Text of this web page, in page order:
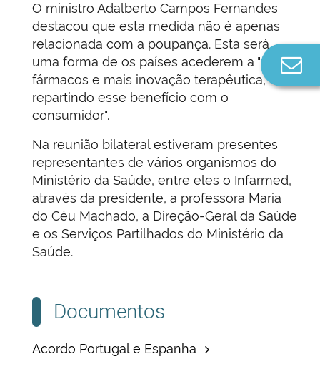
O ministro Adalberto Campos Fernandes
destacou que esta medida não é apenas
relacionada com a poupança. Esta será
uma forma de os países acederem a "mais
fármacos e mais inovação terapêutica,
repartindo esse benefício com o
consumidor".
Na reunião bilateral estiveram presentes
representantes de vários organismos do
Ministério da Saúde, entre eles o Infarmed,
através da presidente, a professora Maria
do Céu Machado, a Direção-Geral da Saúde
e os Serviços Partilhados do Ministério da
Saúde.
Documentos
Acordo Portugal e Espanha